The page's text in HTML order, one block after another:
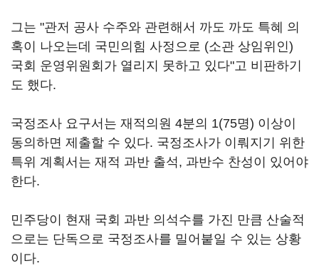
그는 "관저 공사 수주와 관련해서 까도 까도 특혜 의
혹이 나오는데 국민의힘 사정으로 (소관 상임위인)
국회 운영위원회가 열리지 못하고 있다"고 비판하기
도 했다.
국정조사 요구서는 재적의원 4분의 1(75명) 이상이
동의하면 제출할 수 있다. 국정조사가 이뤄지기 위한
특위 계획서는 재적 과반 출석, 과반수 찬성이 있어야
한다.
민주당이 현재 국회 과반 의석수를 가진 만큼 산술적
으로는 단독으로 국정조사를 밀어붙일 수 있는 상황
이다.